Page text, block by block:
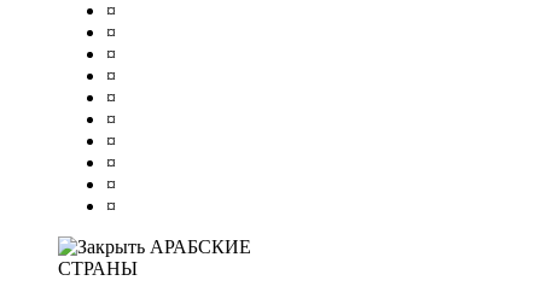
¤
¤
¤
¤
¤
¤
¤
¤
¤
¤
АРАБСКИЕ
СТРАНЫ